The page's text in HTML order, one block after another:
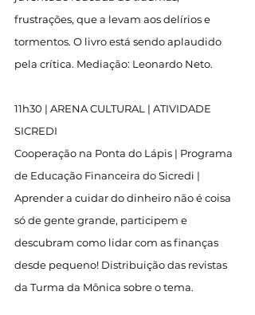
frustrações, que a levam aos delírios e
tormentos. O livro está sendo aplaudido
pela crítica. Mediação: Leonardo Neto.
11h30 | ARENA CULTURAL | ATIVIDADE
SICREDI
Cooperação na Ponta do Lápis | Programa
de Educação Financeira do Sicredi |
Aprender a cuidar do dinheiro não é coisa
só de gente grande, participem e
descubram como lidar com as finanças
desde pequeno! Distribuição das revistas
da Turma da Mônica sobre o tema.